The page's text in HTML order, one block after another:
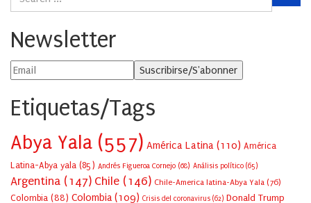
Newsletter
Etiquetas/Tags
Abya Yala (557) América Latina (110) América
Latina-Abya yala (85) Andrés Figueroa Cornejo (68) Análisis político (65)
Argentina (147) Chile (146) Chile-America latina-Abya Yala (76)
Colombia (88) Colombia(109) Crisis del coronavirus (62) Donald Trump